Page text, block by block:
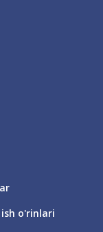
ish o'rinlari